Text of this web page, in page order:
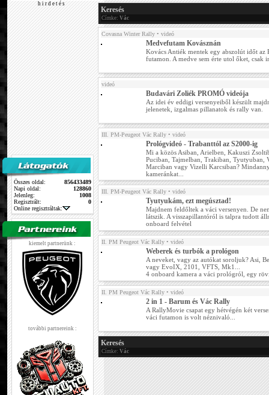
h i r d e t é s
Összes oldal:
856433489
Napi oldal:
128860
Jelenleg:
1008
Regisztrált:
0
Online regisztráltak:
kiemelt partnerünk :
további partnereink :
Keresés
Címke: Vác
Covasna Winter Rally • videó
Medvefutam Kovásznán
Kovács Antiék mentek egy abszolút időt az
futamon. A medve sem érte utol őket, csak
videó
Budavári Zoliék PROMÓ videója
Az idei év eddigi versenyeiből készült
jelenetek, izgalmas pillanatok és rally van.
III. PM-Peugeot Vác Rally • videó
Prológvideó - Trabanttól az S2000-ig
Mi a közös Asiban, Arielben, Kakuszi
Puciban, Tajmelban, Trakiban, Tyutyuban,
Marciban vagy Vizelli Karcsiban?
kameránkat...
III. PM-Peugeot Vác Rally • videó
Tyutyukám, ezt megúsztad!
Majdnem feldőltek a váci versenyen. De
látszik. A visszapillantóról is talpra tudott
onboard felvétel
II. PM Peugeot Vác Rally • videó
Weberek és turbók a prológon
A neveket, vagy az autókat soroljuk? Asi,
vagy EvoIX, 2101, VFTS, Mk1...
4 onboard kamera a váci prológról, egy
II. PM Peugeot Vác Rally • videó
2 in 1 - Barum és Vác Rally
A RallyMovie csapat egy hétvégén két
váci futamon is volt néznivaló...
Keresés
Címke: Vác